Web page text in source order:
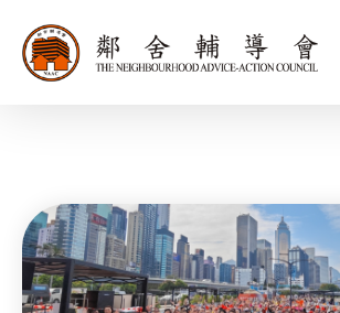
會長、副會長
執行委員會及總幹事
招標項目
關於我們
家庭及兒童福利服務
青少年服務
內地服務
教育服務
醫療衞生服務
社會企業
我們的服務